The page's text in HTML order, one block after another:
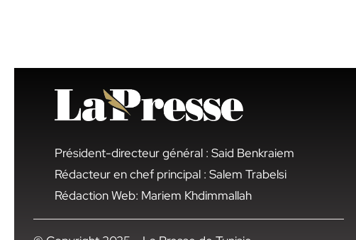
Président-directeur général : Said Benkraiem
Rédacteur en chef principal : Salem Trabelsi
Rédaction Web: Mariem Khdimmallah